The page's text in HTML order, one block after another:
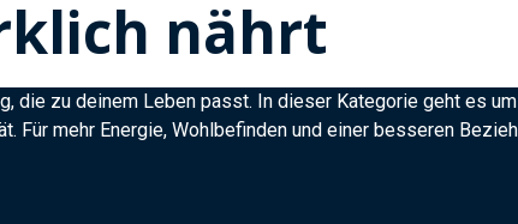
nährt
die zu deinem Leben passt. In dieser Kategorie geht es
Für mehr Energie, Wohlbefinden und einer besseren